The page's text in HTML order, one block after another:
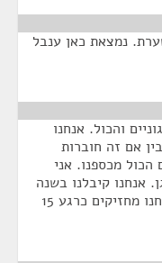
נמצאת כאן ענבל
והכול. אנחנו
אם זה חוברות
הכול מכספנו. אני
אנחנו קיבלנו בשנה
שעברה 480,000 שקל בסוף השנה. אנחנו מחזיקים כרגע 15